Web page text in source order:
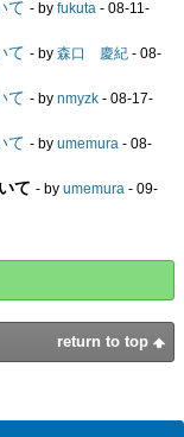
て - by fukuta - 08-11-
て - by 森口 慶紀 - 08-
て - by nmyzk - 08-17-
て - by umemura - 08-
て - by umemura - 09-
return to top